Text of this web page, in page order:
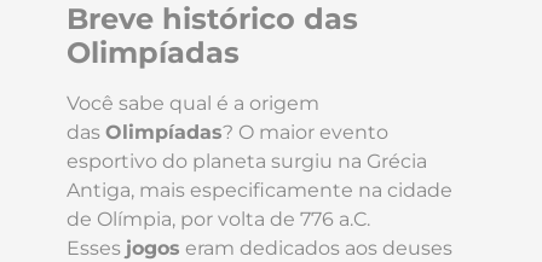
Breve histórico das
Olimpíadas
Você sabe qual é a origem
das Olimpíadas? O maior evento
esportivo do planeta surgiu na Grécia
Antiga, mais especificamente na cidade
de Olímpia, por volta de 776 a.C.
Esses jogos eram dedicados aos deuses